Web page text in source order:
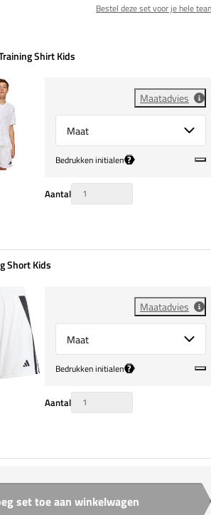
Bestel deze set voor je hele
Shirt Kids
Maatadvies
Select {option} for {name}
Bedrukken initialen ?
Aantal
Short Kids
Maatadvies
Select {option} for {name}
Bedrukken initialen ?
Aantal
set toe aan winkelwagen